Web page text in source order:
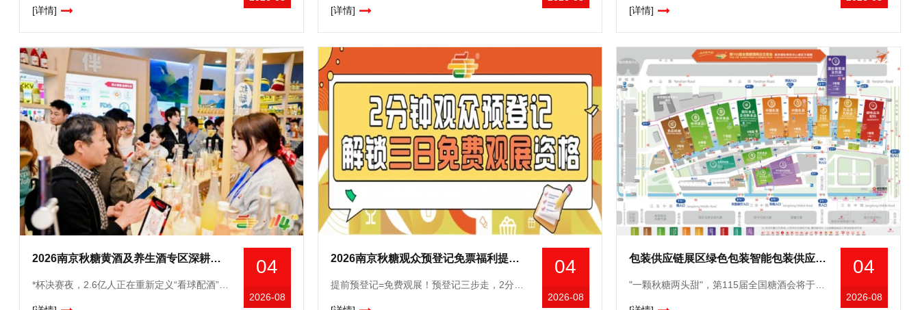
[详情] [详情] [详情]
04
2026-08
2026南京秋糖黄酒及养生酒专区深耕酿造创新适配白酒黄酒果酒功能性酒企 04
2026-08
2026南京秋糖观众预登记免票福利提前登记锁定3500+展商对接资源 04
2026-08
包装供应链展区绿色包装智能包装供应链服务全链条覆盖，2026南京秋糖包装产业升级风向标
"一颗秋糖两头甜"，第115届全国糖酒会将于2026年10月15日至17日在南京国际博览中心盛大举办。去年十月，第113届南京秋糖收获了96.5%的客商综合满意度，创下参展规模